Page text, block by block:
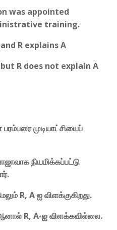
was appointed
training.
R explains A
R does not explain A
முடியாட்சியைப்
நியமிக்கப்பட்டு
R, A ஐ விளக்குகிறது.
R, A-ஐ விளக்கவில்லை.